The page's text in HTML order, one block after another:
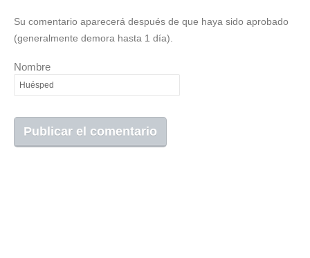
Su comentario aparecerá después de que haya sido aprobado
(generalmente demora hasta 1 día).
Nombre